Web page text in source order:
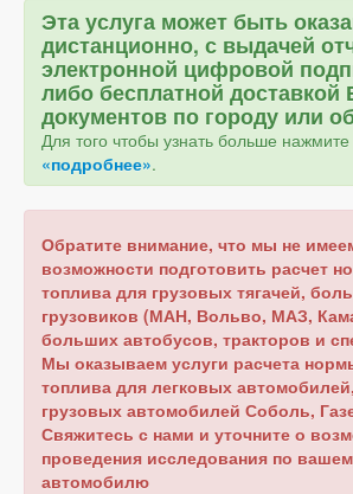
Эта услуга может быть
дистанционно, с выдачей
электронной цифровой
либо бесплатной доставкой
документов по городу или
Для того чтобы узнать больше нажмите
«подробнее».
Обратите внимание, что мы не
возможности подготовить расчет
топлива для грузовых тягачей,
грузовиков (МАН, Вольво, МАЗ,
больших автобусов, тракторов и
Мы оказываем услуги расчета
топлива для легковых
грузовых автомобилей Соболь,
Свяжитесь с нами и уточните о
проведения исследования по
автомобилю